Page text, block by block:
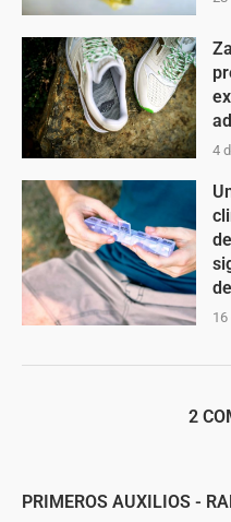
4
2
PRIMEROS AUXILIOS -